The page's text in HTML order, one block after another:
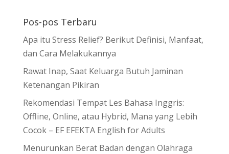
Pos-pos Terbaru
Apa itu Stress Relief? Berikut Definisi, Manfaat,
dan Cara Melakukannya
Rawat Inap, Saat Keluarga Butuh Jaminan
Ketenangan Pikiran
Rekomendasi Tempat Les Bahasa Inggris:
Offline, Online, atau Hybrid, Mana yang Lebih
Cocok – EF EFEKTA English for Adults
Menurunkan Berat Badan dengan Olahraga